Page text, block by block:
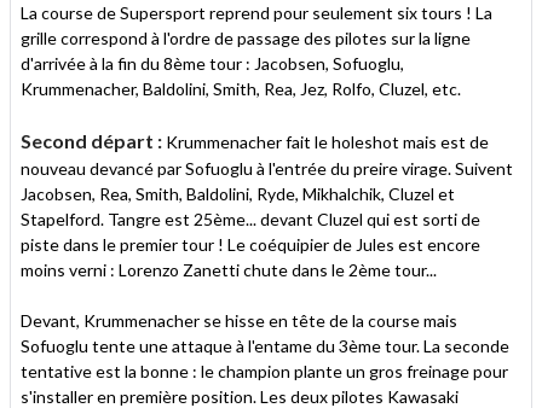
La course de Supersport reprend pour seulement six tours ! La
grille correspond à l'ordre de passage des pilotes sur la ligne
d'arrivée à la fin du 8ème tour : Jacobsen, Sofuoglu,
Krummenacher, Baldolini, Smith, Rea, Jez, Rolfo, Cluzel, etc.
Second départ : Krummenacher fait le holeshot mais est de
nouveau devancé par Sofuoglu à l'entrée du preire virage. Suivent
Jacobsen, Rea, Smith, Baldolini, Ryde, Mikhalchik, Cluzel et
Stapelford. Tangre est 25ème... devant Cluzel qui est sorti de
piste dans le premier tour ! Le coéquipier de Jules est encore
moins verni : Lorenzo Zanetti chute dans le 2ème tour...
Devant, Krummenacher se hisse en tête de la course mais
Sofuoglu tente une attaque à l'entame du 3ème tour. La seconde
tentative est la bonne : le champion plante un gros freinage pour
s'installer en première position. Les deux pilotes Kawasaki